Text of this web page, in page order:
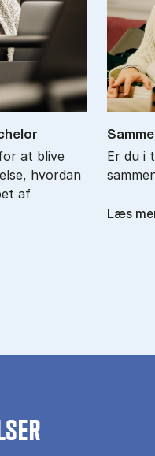
at blive
hvordan
af
Er du i
Læs